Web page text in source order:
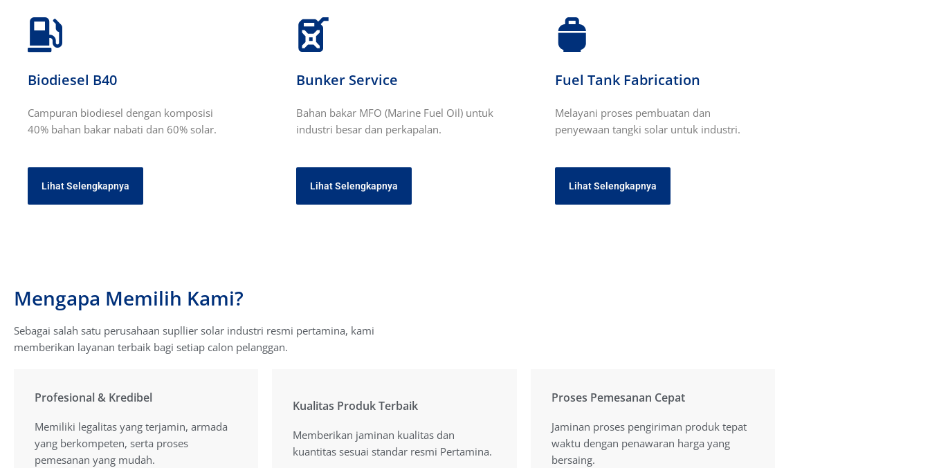
Biodiesel B40
Campuran biodiesel dengan komposisi
40% bahan bakar nabati dan 60% solar.
Lihat Selengkapnya
Bunker Service
Bahan bakar MFO (Marine Fuel Oil) untuk
industri besar dan perkapalan.
Lihat Selengkapnya
Fuel Tank Fabrication
Melayani proses pembuatan dan
penyewaan tangki solar untuk industri.
Lihat Selengkapnya
Mengapa Memilih Kami?
Sebagai salah satu perusahaan supllier solar industri resmi pertamina, kami
memberikan layanan terbaik bagi setiap calon pelanggan.
Profesional & Kredibel
Memiliki legalitas yang terjamin, armada
yang berkompeten, serta proses
pemesanan yang mudah.
Profesional & Kredibel
Memiliki legalitas yang terjamin, armada
yang berkompeten, serta proses
pemesanan yang mudah.
Kualitas Produk Terbaik
Memberikan jaminan kualitas dan
kuantitas sesuai standar resmi Pertamina.
Kualitas Produk Terbaik
Memberikan jaminan kualitas dan
kuantitas sesuai standar resmi Pertamina.
Proses Pemesanan Cepat
Jaminan proses pengiriman produk tepat
waktu dengan penawaran harga yang
bersaing.
Proses Pemesanan Cepat
Jaminan proses pengiriman produk tepat
waktu dengan penawaran harga yang
bersaing.